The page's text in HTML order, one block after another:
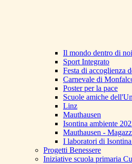
Il mondo dentro di noi
Sport Integrato
Festa di accoglienza
Carnevale di
Poster per la pace
Scuole amiche
Linz
Mauthausen
Isontina ambiente
Mauthausen -
I laboratori di
Progetti Benessere
Iniziative scuola primaria